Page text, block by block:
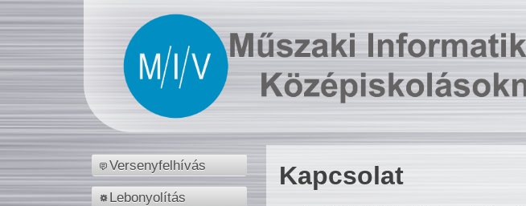
Versenyfelhívás
Lebonyolítás
Kapcsolat